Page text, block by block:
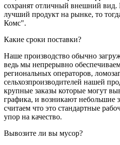
сохранят отличный внешний вид.
лучший продукт на рынке, то
Комс".
Какие сроки поставки?
Наше производство обычно
ведь мы непрерывно
региональных операторов,
сельхозпроизводителей нашей
крупные заказы которые могут
графика, и возникают небольшие
считаем что это стандартные
упор на качество.
Вывозите ли вы мусор?